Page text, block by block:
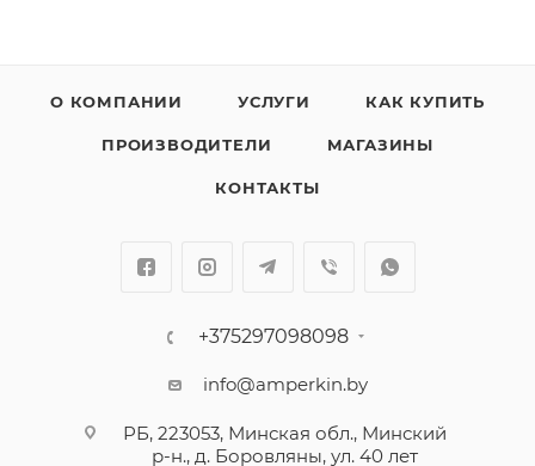
О КОМПАНИИ УСЛУГИ КАК КУПИТЬ
ПРОИЗВОДИТЕЛИ МАГАЗИНЫ
КОНТАКТЫ
+375297098098
info@amperkin.by
РБ, 223053, Минская обл., Минский
р-н., д. Боровляны, ул. 40 лет